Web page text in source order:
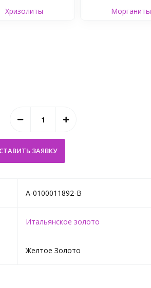
Хризолиты Морганиты
A-0100011892-B
Итальянское золото
Желтое Золото